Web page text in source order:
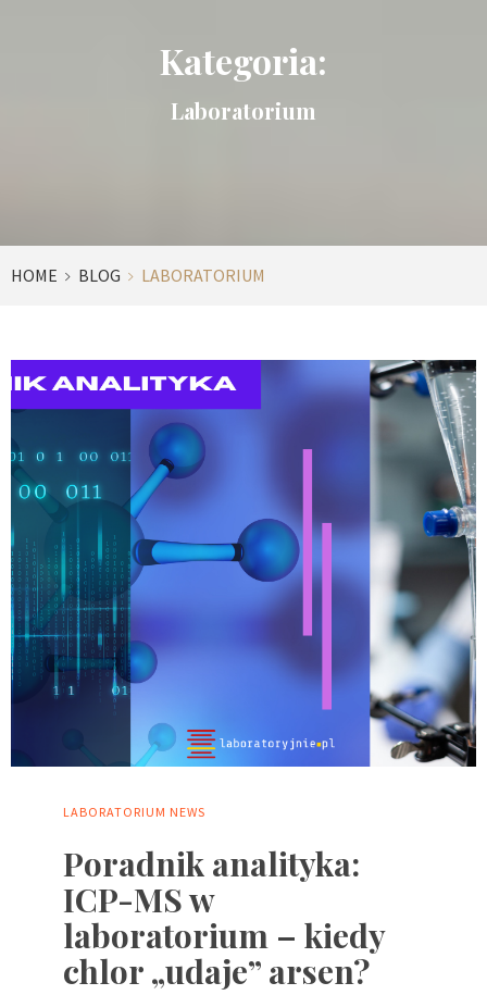
Kategoria:
Laboratorium
HOME BLOG LABORATORIUM
LABORATORIUM NEWS
Poradnik analityka:
ICP-MS w
laboratorium – kiedy
chlor „udaje” arsen?